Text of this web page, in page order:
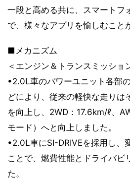
一段と高める共に、スマートフ
で、様々なアプリを愉しむこと
■メカニズム
＜エンジン＆トランスミッショ
•2.0L車のパワーユニット各部
どにより、従来の軽快な走りは
を向上し、2WD：17.6km/ℓ、
モード）へと向上しました。
•2.0L車にSI-DRIVEを採用し、
ことで、燃費性能とドライバビ
た。